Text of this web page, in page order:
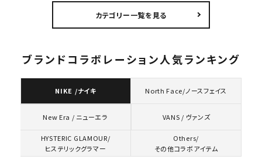
ツ ブラック
ラグラン ジップアップ
フーデッドスウェット
スウェットパーカー ヘ
ザーグレー
カテゴリー一覧を見る
ブランドコラボレーション人気ランキング
NIKE /ナイキ North Face/ノースフェイス
New Era / ニューエラ VANS / ヴァンズ
HYSTERIC GLAMOUR/
ヒステリックグラマー
Others/
その他コラボアイテム